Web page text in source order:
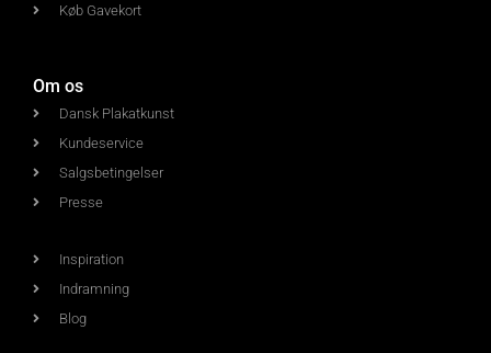
Køb Gavekort
Om os
Dansk Plakatkunst
Kundeservice
Salgsbetingelser
Presse
Inspiration
Indramning
Blog